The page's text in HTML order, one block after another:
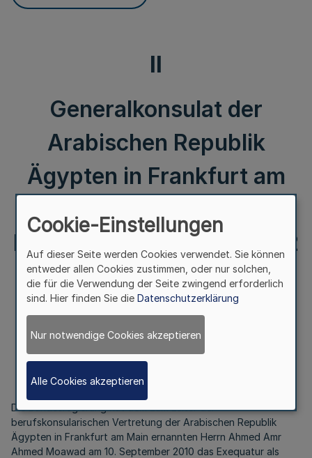
II
Generalkonsulat der
Arabischen Republik
Ägypten in Frankfurt am
Main Bek. d.
Ministerpräsidentin – III A 2
– 01.01 – 1/10 v. 15.9.2010
in Frankfurt am Main
Bek. d. Ministerpräsidentin – III A 2 – 01.01 – 1/10
v. 15.9.2010
Die Bundesregierung hat dem zum Leiter der
berufskonsularischen Vertretung der Arabischen Republik
Ägypten in Frankfurt am Main ernannten Herrn Ahmed Amr
Ahmed Moawad am 10. September 2010 das Exequatur als
Cookie-Einstellungen
Auf dieser Seite werden Cookies verwendet. Sie können
entweder allen Cookies zustimmen, oder nur solchen,
die für die Verwendung der Seite zwingend erforderlich
sind. Hier finden Sie die Datenschutzerklärung
Nur notwendige Cookies akzeptieren
Alle Cookies akzeptieren